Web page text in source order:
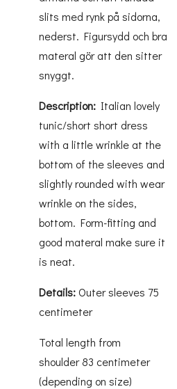
slits med rynk på sidorna,
nederst. Figursydd och bra
materal gör att den sitter
snyggt.
Description: Italian lovely
tunic/short short dress
with a little wrinkle at the
bottom of the sleeves and
slightly rounded with wear
wrinkle on the sides,
bottom. Form-fitting and
good materal make sure it
is neat.
Details:Outer sleeves 75
centimeter
Total length from
shoulder 83 centimeter
(depending on size)